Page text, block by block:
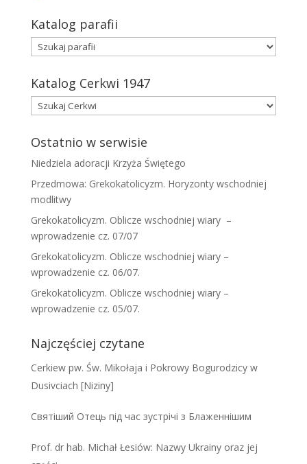
Katalog parafii
Katalog Cerkwi 1947
Ostatnio w serwisie
Niedziela adoracji Krzyża Świętego
Przedmowa: Grekokatolicyzm. Horyzonty wschodniej
modlitwy
Grekokatolicyzm. Oblicze wschodniej wiary –
wprowadzenie cz. 07/07
Grekokatolicyzm. Oblicze wschodniej wiary –
wprowadzenie cz. 06/07.
Grekokatolicyzm. Oblicze wschodniej wiary –
wprowadzenie cz. 05/07.
Najczęściej czytane
Cerkiew pw. Św. Mikołaja i Pokrowy Bogurodzicy w
Dusivciach [Niziny]
Святіший Отець під час зустрічі з Блаженнішим
Prof. dr hab. Michał Łesiów: Nazwy Ukrainy oraz jej